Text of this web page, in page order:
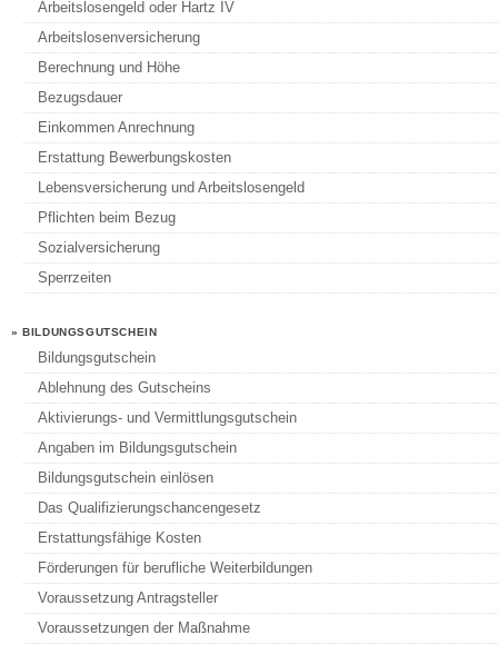
Arbeitslosengeld oder Hartz IV
Arbeitslosenversicherung
Berechnung und Höhe
Bezugsdauer
Einkommen Anrechnung
Erstattung Bewerbungskosten
Lebensversicherung und Arbeitslosengeld
Pflichten beim Bezug
Sozialversicherung
Sperrzeiten
» BILDUNGSGUTSCHEIN
Bildungsgutschein
Ablehnung des Gutscheins
Aktivierungs- und Vermittlungsgutschein
Angaben im Bildungsgutschein
Bildungsgutschein einlösen
Das Qualifizierungschancengesetz
Erstattungsfähige Kosten
Förderungen für berufliche Weiterbildungen
Voraussetzung Antragsteller
Voraussetzungen der Maßnahme